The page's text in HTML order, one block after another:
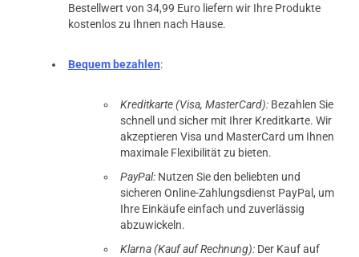
Bestellwert von 34,99 Euro liefern wir Ihre Produkte
kostenlos zu Ihnen nach Hause.
Bequem bezahlen:
Kreditkarte (Visa, MasterCard): Bezahlen Sie
schnell und sicher mit Ihrer Kreditkarte. Wir
akzeptieren Visa und MasterCard um Ihnen
maximale Flexibilität zu bieten.
PayPal: Nutzen Sie den beliebten und
sicheren Online-Zahlungsdienst PayPal, um
Ihre Einkäufe einfach und zuverlässig
abzuwickeln.
Klarna (Kauf auf Rechnung): Der Kauf auf